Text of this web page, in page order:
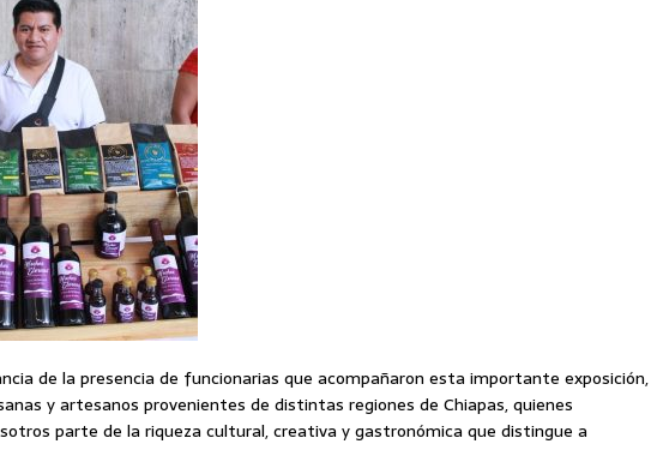
de la presencia de funcionarias que acompañaron esta importante exposición,
y artesanos provenientes de distintas regiones de Chiapas, quienes
parte de la riqueza cultural, creativa y gastronómica que distingue a